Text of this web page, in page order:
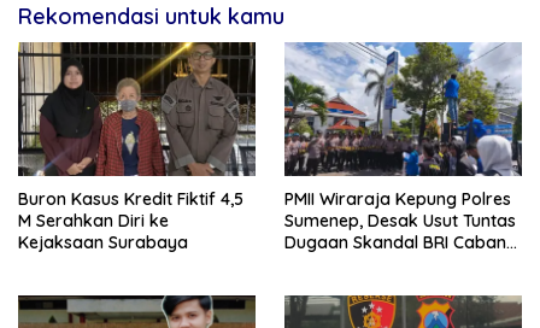
Rekomendasi untuk kamu
Buron Kasus Kredit Fiktif 4,5
M Serahkan Diri ke
Kejaksaan Surabaya
PMII Wiraraja Kepung Polres
Sumenep, Desak Usut Tuntas
Dugaan Skandal BRI Cabang